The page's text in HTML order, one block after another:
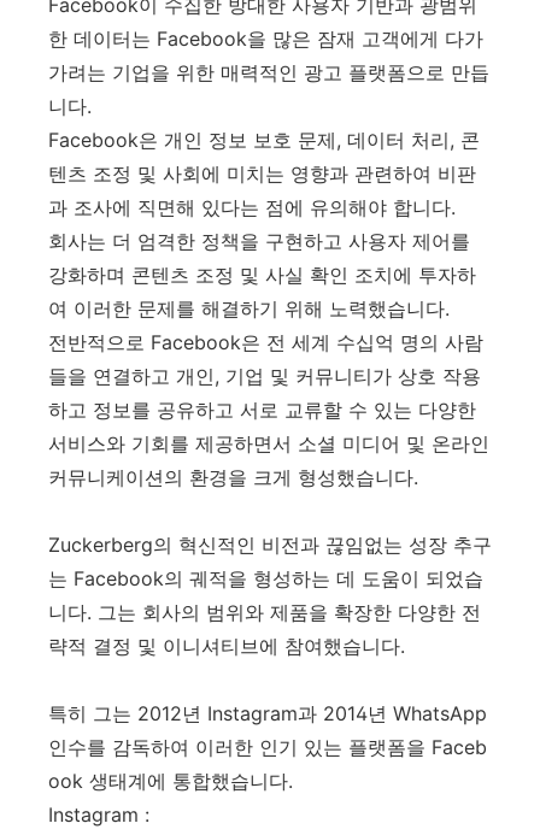
Facebook이 수집한 방대한 사용자 기반과 광범위
한 데이터는 Facebook을 많은 잠재 고객에게 다가
가려는 기업을 위한 매력적인 광고 플랫폼으로 만듭
니다.
Facebook은 개인 정보 보호 문제, 데이터 처리, 콘
텐츠 조정 및 사회에 미치는 영향과 관련하여 비판
과 조사에 직면해 있다는 점에 유의해야 합니다.
회사는 더 엄격한 정책을 구현하고 사용자 제어를
강화하며 콘텐츠 조정 및 사실 확인 조치에 투자하
여 이러한 문제를 해결하기 위해 노력했습니다.
전반적으로 Facebook은 전 세계 수십억 명의 사람
들을 연결하고 개인, 기업 및 커뮤니티가 상호 작용
하고 정보를 공유하고 서로 교류할 수 있는 다양한
서비스와 기회를 제공하면서 소셜 미디어 및 온라인
커뮤니케이션의 환경을 크게 형성했습니다.
Zuckerberg의 혁신적인 비전과 끊임없는 성장 추구
는 Facebook의 궤적을 형성하는 데 도움이 되었습
니다. 그는 회사의 범위와 제품을 확장한 다양한 전
략적 결정 및 이니셔티브에 참여했습니다.
특히 그는 2012년 Instagram과 2014년 WhatsApp
인수를 감독하여 이러한 인기 있는 플랫폼을 Faceb
ook 생태계에 통합했습니다.
Instagram :